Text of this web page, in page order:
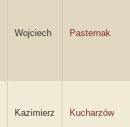
Wojciech Pasternak
Kazimierz Kucharzów